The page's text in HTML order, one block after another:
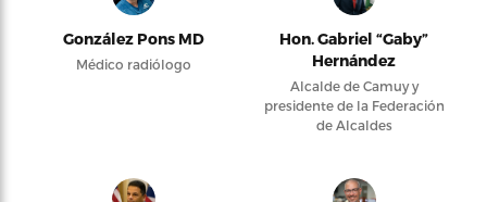
González Pons MD
Médico radiólogo
Hon. Gabriel “Gaby”
Hernández
Alcalde de Camuy y
presidente de la Federación
de Alcaldes